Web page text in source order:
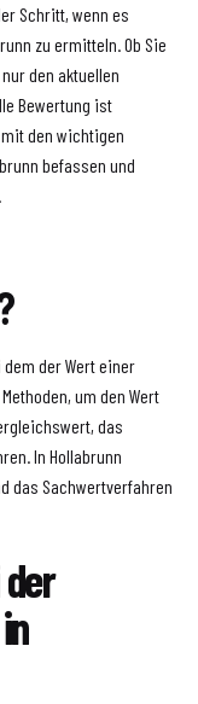
Schritt, wenn es
zu ermitteln. Ob Sie
den aktuellen
Bewertung ist
den wichtigen
befassen und
der Wert einer
um den Wert
das
In Hollabrunn
das Sachwertverfahren